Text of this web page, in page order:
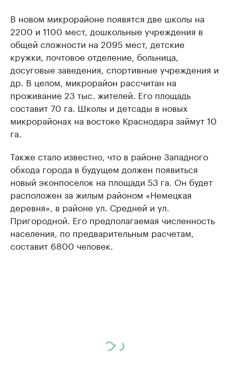
В новом микрорайоне появятся две школы на
2200 и 1100 мест, дошкольные учреждения в
общей сложности на 2095 мест, детские
кружки, почтовое отделение, больница,
досуговые заведения, спортивные учреждения и
др. В целом, микрорайон рассчитан на
проживание 23 тыс. жителей. Его площадь
составит 70 га. Школы и детсады в новых
микрорайонах на востоке Краснодара займут 10
га.
Также стало известно, что в районе Западного
обхода города в будущем должен появиться
новый эконпоселок на площади 53 га. Он будет
расположен за жилым районом «Немецкая
деревня», в районе ул. Средней и ул.
Пригородной. Его предполагаемая численность
населения, по предварительным расчетам,
составит 6800 человек.